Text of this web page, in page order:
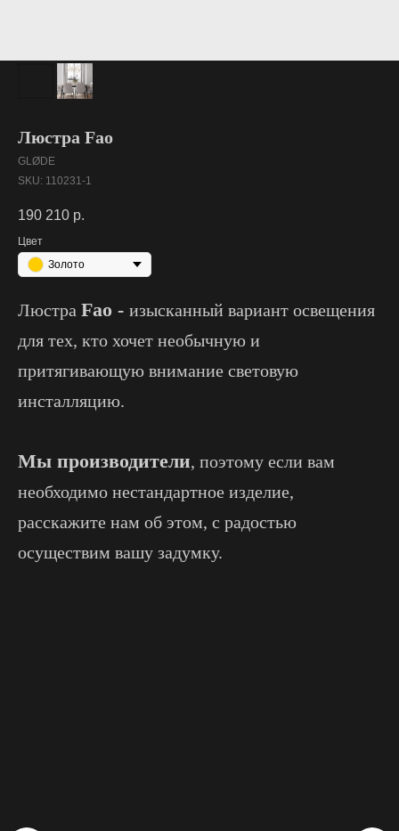
Люстра Fao
GLØDE
SKU: 110231-1
190 210 р.
Цвет
Золото
Люстра Fao - изысканный вариант освещения
для тех, кто хочет необычную и
притягивающую внимание световую
инсталляцию.
Мы производители, поэтому если вам
необходимо нестандартное изделие,
расскажите нам об этом, с радостью
осуществим вашу задумку.